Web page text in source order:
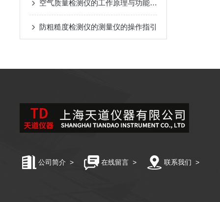
空气质量检测仪的工作原理与功能特点概述
防粗糙度检测仪的测量仪的操作指引
公司简介 > 在线留言 > 联系我们 >